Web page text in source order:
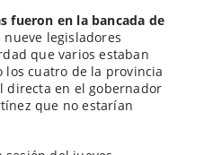
fueron en la bancada de
nueve legisladores
que varios estaban
cuatro de la provincia
directa en el gobernador
que no estarían